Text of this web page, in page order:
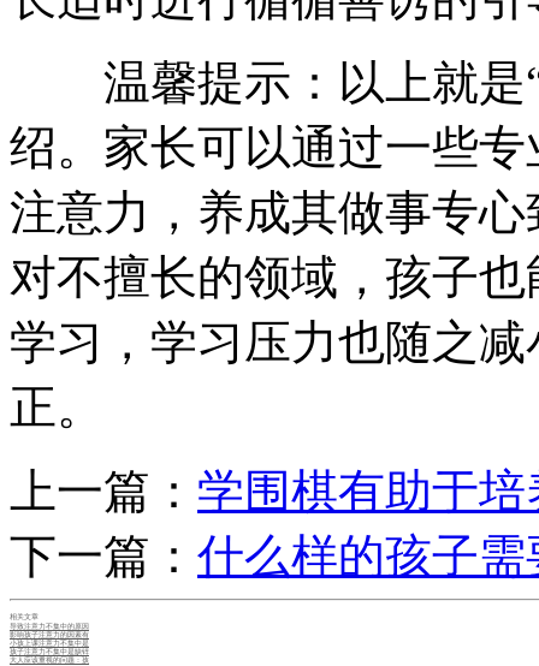
温馨提示：以上就是
绍。家长可以通过一些
注意力，养成其做事专
对不擅长的领域，孩子
学习，学习压力也随之
正。
上一篇： 学围棋有助于
下一篇： 什么样的孩子
相关文章
导致注意力不集中的原因
影响孩子注意力的因素有
小孩上课注意力不集中是
孩子注意力不集中是缺锌
大人应该重视的问题：孩